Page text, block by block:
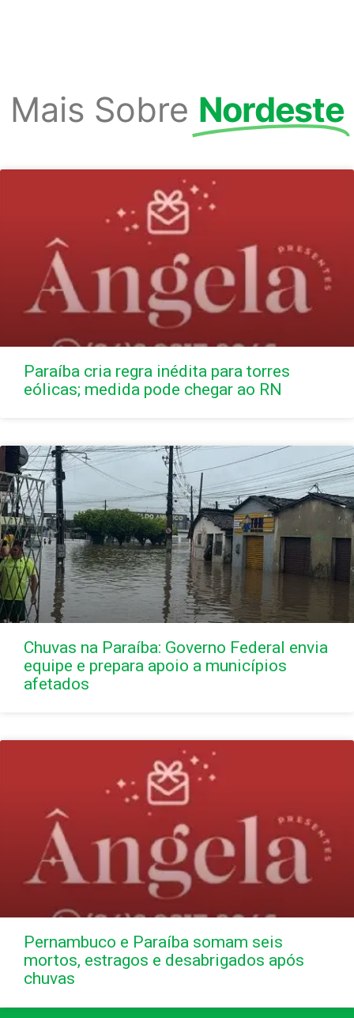
Mais Sobre Nordeste
Paraíba cria regra inédita para torres
eólicas; medida pode chegar ao RN
Chuvas na Paraíba: Governo Federal envia
equipe e prepara apoio a municípios
afetados
Pernambuco e Paraíba somam seis
mortos, estragos e desabrigados após
chuvas